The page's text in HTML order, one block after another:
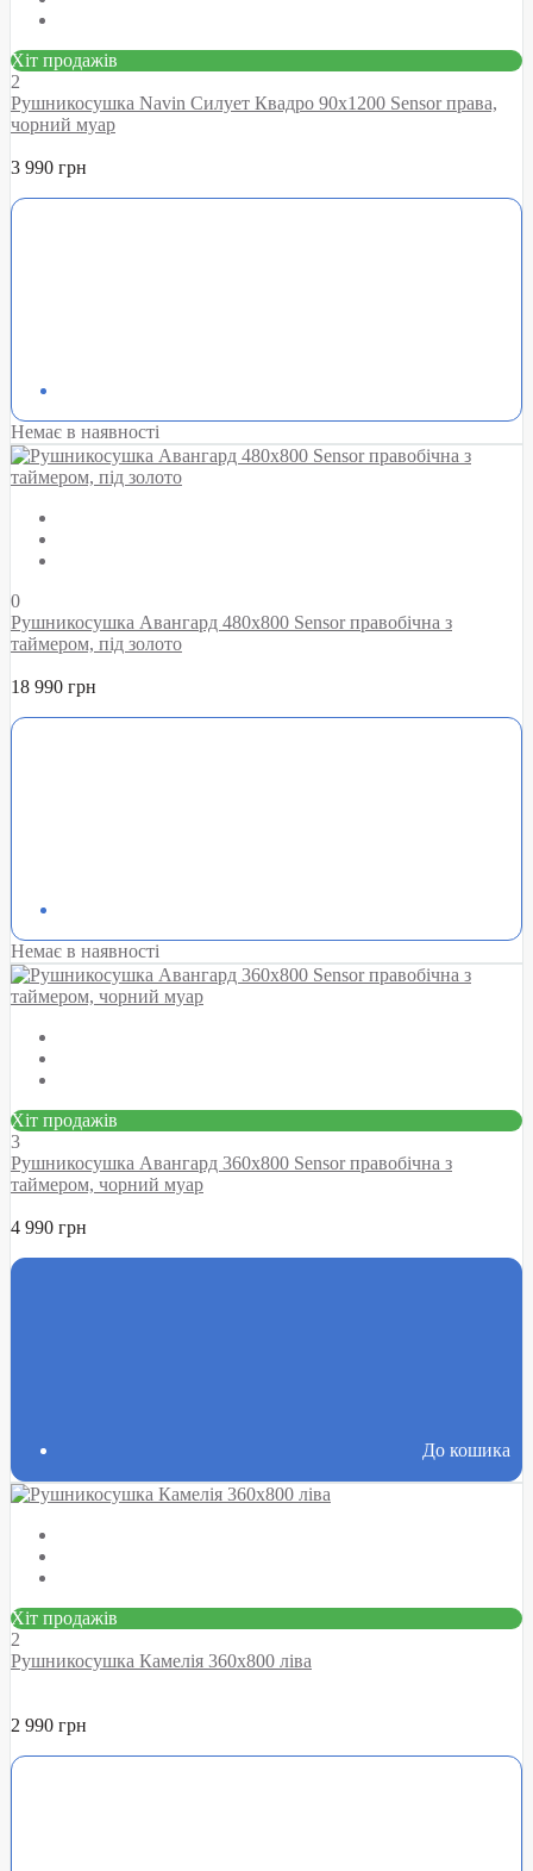
Хіт продажів
2
Рушникосушка Navin Силует Квадро 90х1200 Sensor права,
чорний муар
3 990 грн
Немає в наявності
0
Рушникосушка Авангард 480х800 Sensor правобічна з
таймером, під золото
18 990 грн
Немає в наявності
Хіт продажів
3
Рушникосушка Авангард 360х800 Sensor правобічна з
таймером, чорний муар
4 990 грн
До кошика
Хіт продажів
2
Рушникосушка Камелія 360х800 ліва
2 990 грн